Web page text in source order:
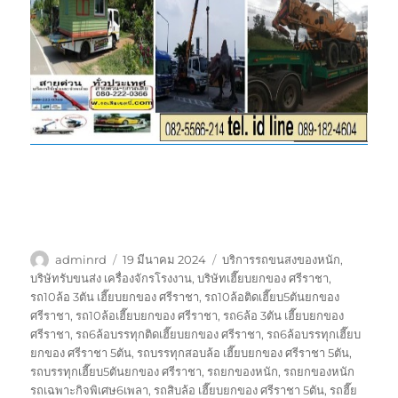
ผู้
เขียน
adminrd
เขียน
เมื่อ
19 มีนาคม 2024
ป้าย
กำกับ
บริการรถขนสงของหนัก,
บริษัทรับขนส่ง เครื่องจักรโรงงาน,บริษัทเฮี๊ยบยกของ ศรีราชา,
รถ10ล้อ 3ตัน เฮี๊ยบยกของ ศรีราชา,รถ10ล้อติดเฮี๊ยบ5ตันยกของ
ศรีราชา,รถ10ล้อเฮี๊ยบยกของ ศรีราชา,รถ6ล้อ 3ตัน เฮี๊ยบยกของ
ศรีราชา,รถ6ล้อบรรทุกติดเฮี๊ยบยกของ ศรีราชา,รถ6ล้อบรรทุกเฮี๊ยบ
ยกของ ศรีราชา 5ตัน,รถบรรทุกสอบล้อ เฮี๊ยบยกของ ศรีราชา 5ตัน,
รถบรรทุกเฮี๊ยบ5ตันยกของ ศรีราชา,รถยกของหนัก,รถยกของหนัก
รถเฉพาะกิจพิเศษ6เพลา,รถสิบล้อ เฮี๊ยบยกของ ศรีราชา 5ตัน,รถฮี๊ย